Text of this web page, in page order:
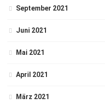
September 2021
Juni 2021
Mai 2021
April 2021
März 2021